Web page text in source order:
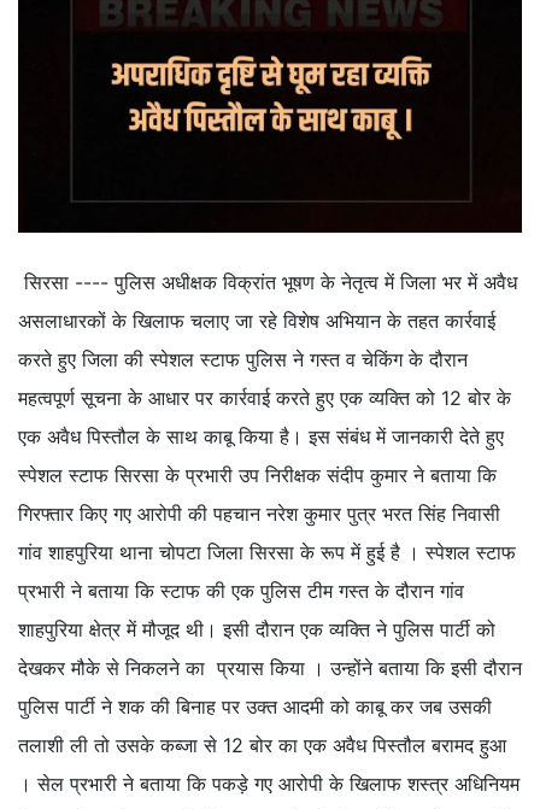
सिरसा ---- पुलिस अधीक्षक विक्रांत भूषण के नेतृत्व में जिला भर में अवैध
असलाधारकों के खिलाफ चलाए जा रहे विशेष अभियान के तहत कार्रवाई
करते हुए जिला की स्पेशल स्टाफ पुलिस ने गस्त व चेकिंग के दौरान
महत्वपूर्ण सूचना के आधार पर कार्रवाई करते हुए एक व्यक्ति को 12 बोर के
एक अवैध पिस्तौल के साथ काबू किया है। इस संबंध में जानकारी देते हुए
स्पेशल स्टाफ सिरसा के प्रभारी उप निरीक्षक संदीप कुमार ने बताया कि
गिरफ्तार किए गए आरोपी की पहचान नरेश कुमार पुत्र भरत सिंह निवासी
गांव शाहपुरिया थाना चोपटा जिला सिरसा के रूप में हुई है । स्पेशल स्टाफ
प्रभारी ने बताया कि स्टाफ की एक पुलिस टीम गस्त के दौरान गांव
शाहपुरिया क्षेत्र में मौजूद थी। इसी दौरान एक व्यक्ति ने पुलिस पार्टी को
देखकर मौके से निकलने का प्रयास किया । उन्होंने बताया कि इसी दौरान
पुलिस पार्टी ने शक की बिनाह पर उक्त आदमी को काबू कर जब उसकी
तलाशी ली तो उसके कब्जा से 12 बोर का एक अवैध पिस्तौल बरामद हुआ
। सेल प्रभारी ने बताया कि पकड़े गए आरोपी के खिलाफ शस्त्र अधिनियम